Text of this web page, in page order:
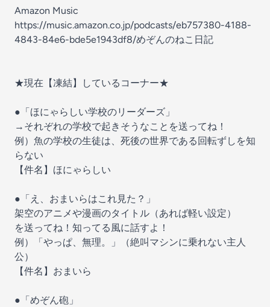
Amazon Music
https://music.amazon.co.jp/podcasts/eb757380-4188-
4843-84e6-bde5e1943df8/めぞんのねこ日記
★現在【凍結】しているコーナー★
●「ほにゃらしい学校のリーダーズ」
→それぞれの学校で起きそうなことを送ってね！
例）魚の学校の生徒は、死後の世界である回転ずしを知
らない
【件名】ほにゃらしい
●「え、おまいらはこれ見た？」
架空のアニメや漫画のタイトル（あれば軽い設定）
を送ってね！知ってる風に話すよ！
例）「やっぱ、無理。」（絶叫マシンに乗れない主人
公）
【件名】おまいら
●「めぞん砲」